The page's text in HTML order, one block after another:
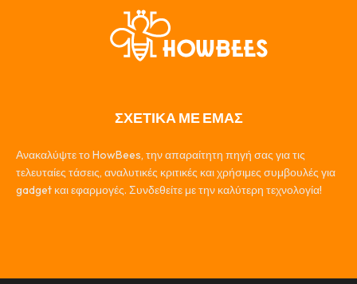
ΣΧΕΤΙΚΑ ΜΕ ΕΜΑΣ
Ανακαλύψτε το HowBees, την απαραίτητη πηγή σας για τις
τελευταίες τάσεις, αναλυτικές κριτικές και χρήσιμες συμβουλές για
gadget και εφαρμογές. Συνδεθείτε με την καλύτερη τεχνολογία!